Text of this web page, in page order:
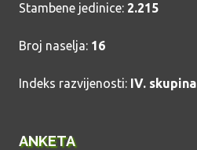
Stambene jedinice: 2.215
Broj naselja: 16
Indeks razvijenosti: IV. skupina
ANKETA